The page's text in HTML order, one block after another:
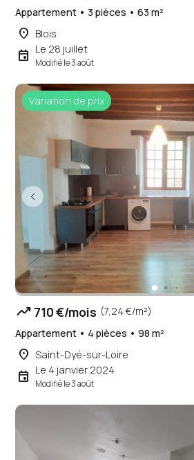
Appartement • 3 pièces • 63 m²
place Blois
event Le 28 juillet
Modifié le 3 août
Variation de prix
trending_up 710 €/mois (7,24 €/m²)
Appartement • 4 pièces • 98 m²
place Saint-Dyé-sur-Loire
event Le 4 janvier 2024
Modifié le 3 août